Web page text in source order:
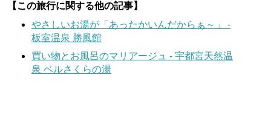
【この旅行に関する他の記事】
やさしいお湯が「あったかいんだからぁ～」 -
板室温泉 勝風館
買い物とお風呂のマリアージュ - 宇都宮天然温
泉 ベルさくらの湯